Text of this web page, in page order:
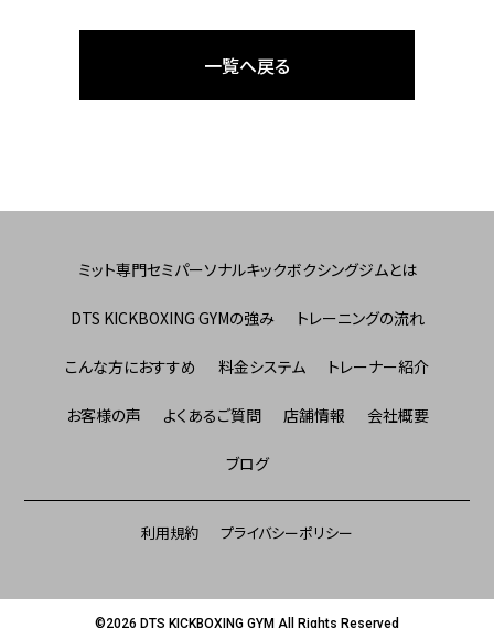
一覧へ戻る
ミット専門セミパーソナルキックボクシングジムとは
DTS KICKBOXING GYMの強み トレーニングの流れ
こんな方におすすめ 料金システム トレーナー紹介
お客様の声 よくあるご質問 店舗情報 会社概要
ブログ
利用規約 プライバシーポリシー
©2026 DTS KICKBOXING GYM All Rights Reserved